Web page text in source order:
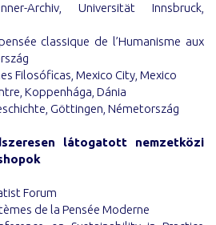
Archiv, Universität Innsbruck,
classique de l’Humanisme aux
Filosóficas, Mexico City, Mexico
Koppenhága, Dánia
Göttingen, Németország
látogatott nemzetközi
Forum
de la Pensée Moderne